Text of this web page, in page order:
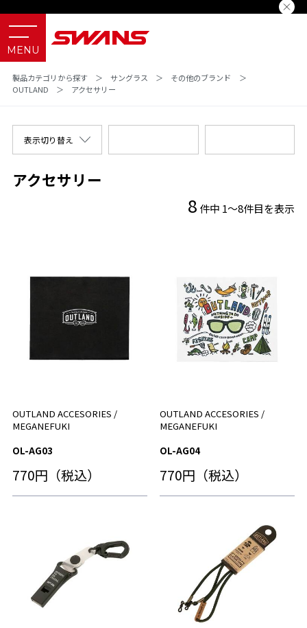
製品カテゴリから探す ＞ サングラス ＞ その他のブランド
＞
OUTLAND
＞ アクセサリー
アクセサリー
8 件中 1～8件目を表示
表示切り替え
OUTLAND ACCESORIES /
MEGANEFUKI
OL-AG03
770円（税込）
OUTLAND ACCESORIES /
MEGANEFUKI
OL-AG04
770円（税込）